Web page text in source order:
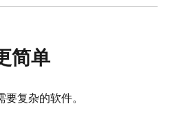
简单
复杂的软件。